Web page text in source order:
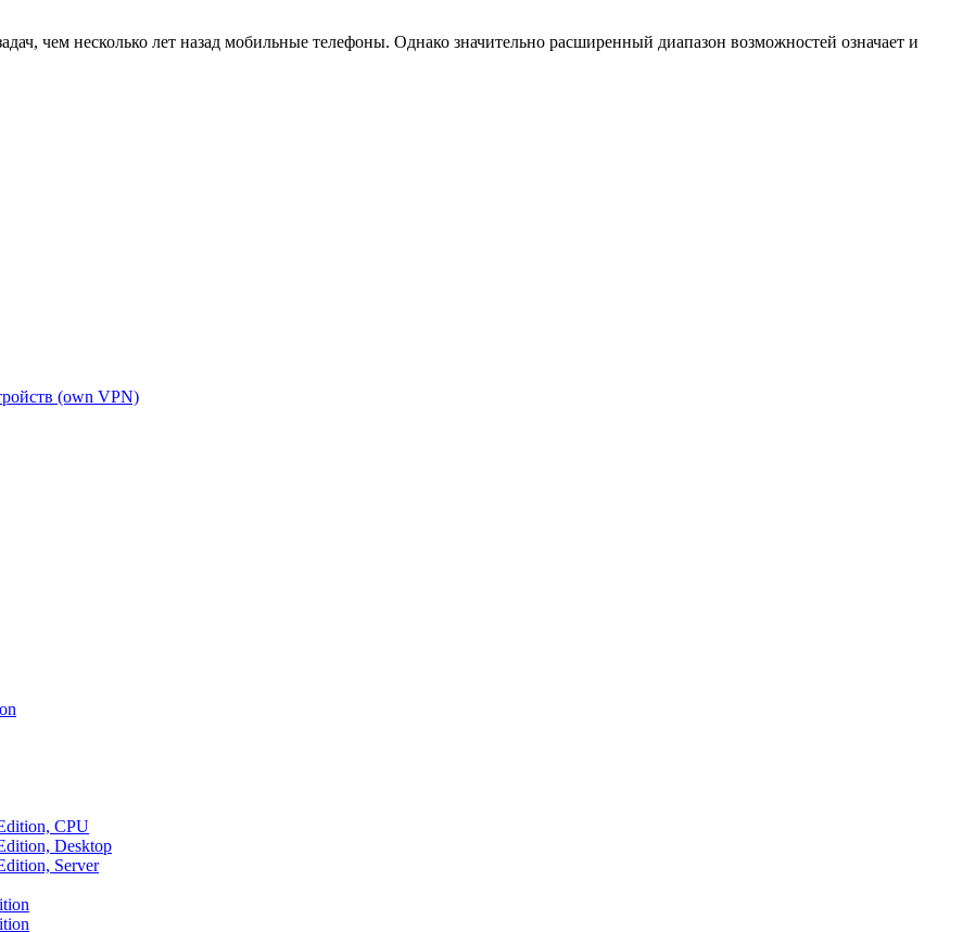
чем несколько лет назад мобильные телефоны. Однако значительно расширенный диапазон возможностей означает и
(own VPN)
CPU
Desktop
Server